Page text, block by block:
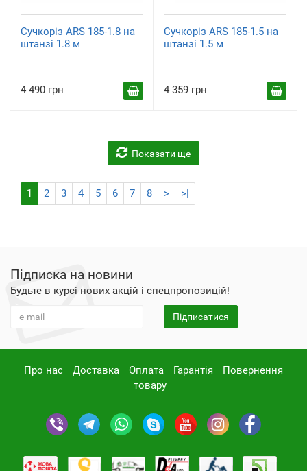
Сучкоріз ARS 185-1.8 на
штанзі 1.8 м
4 490 грн
Сучкоріз ARS 185-1.5 на
штанзі 1.5 м
4 359 грн
Показати ще
1 2 3 4 5 6 7 8 > >|
Підписка на новини
Будьте в курсі нових акцій і спецпропозицій!
Підписатися
Про нас Доставка Оплата Гарантія
Повернення
товару